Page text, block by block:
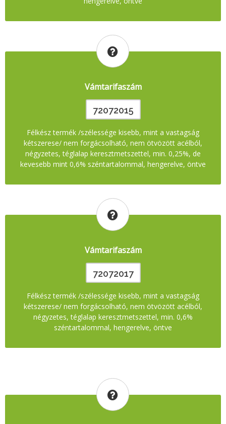
Vámtarifaszám
72072015
Félkész termék /szélessége kisebb, mint a vastagság
kétszerese/ nem forgácsolható, nem ötvözött acélból,
négyzetes, téglalap keresztmetszettel, min. 0,25%, de
kevesebb mint 0,6% széntartalommal, hengerelve, öntve
Vámtarifaszám
72072017
Félkész termék /szélessége kisebb, mint a vastagság
kétszerese/ nem forgácsolható, nem ötvözött acélból,
négyzetes, téglalap keresztmetszettel, min. 0,6%
széntartalommal, hengerelve, öntve